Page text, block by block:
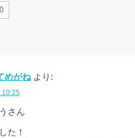
0
めがね より:
10:25
さん
た！